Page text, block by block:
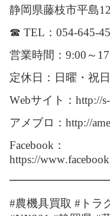
静岡県藤枝市平島
☎ TEL：054-645-
営業時間：9:00～
定休日：日曜・祝日
Webサイト：http://
アメブロ：http://
Facebook：
https://
#農機具買取 #トラ